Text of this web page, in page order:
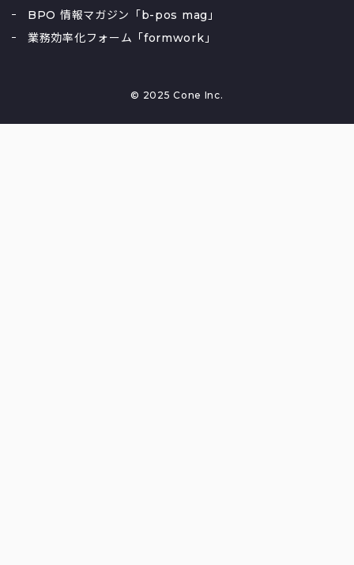
BPO 情報マガジン「b-pos mag」
業務効率化フォーム「formwork」
© 2025 Cone Inc.